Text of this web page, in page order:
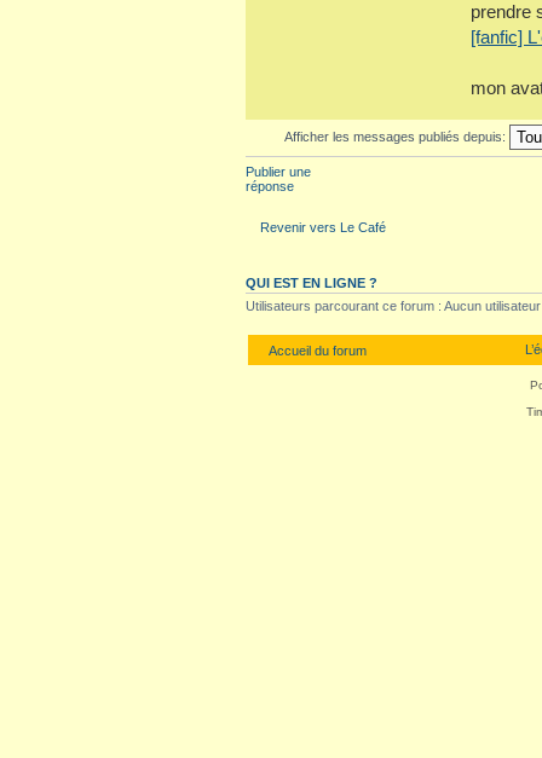
prendre
[fanfic]
mon
Afficher les messages publiés depuis:
Publier une
réponse
Revenir vers Le Café
QUI EST EN LIGNE ?
Utilisateurs parcourant ce forum : Aucun
Accueil du forum